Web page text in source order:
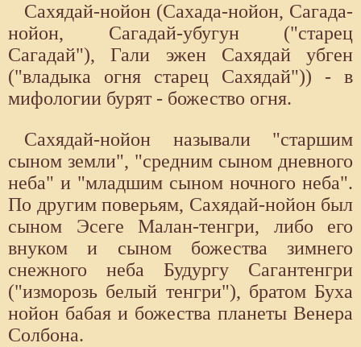
Сахядай-нойон (Сахада-нойон, Сагада-
нойон, Сагадай-убугун ("старец
Сагадай"), Гали эжен Сахядай убген
("владыка огня старец Сахядай")) - в
мифологии бурят - божество огня.
Сахядай-нойон называли "старшим
сыном земли", "средним сыном дневного
неба" и "младшим сыном ночного неба".
По другим поверьям, Сахядай-нойон был
сыном Эсеге Малан-тенгри, либо его
внуком и сыном божества зимнего
снежного неба Будургу Сагантенгри
("изморозь белый тенгри"), братом Буха
нойон бабая и божества планеты Венера
Солбона.